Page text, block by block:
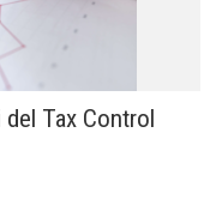
del Tax Control